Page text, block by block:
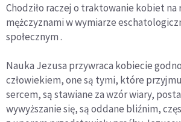
Chodziło raczej o traktowanie kobiet na
mężczyznami w wymiarze
społecznym .
Nauka Jezusa przywraca kobiecie
człowiekiem, one są tymi, które
sercem, są stawiane za wzór wiary,
wywyższanie się, są oddane bliźnim,